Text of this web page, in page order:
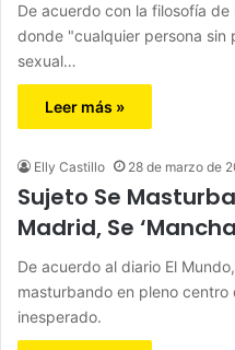
De acuerdo con la filosofía
donde "cualquier persona sin
sexual…
Leer más »
Elly Castillo 28 de marzo de
Sujeto Se
Madrid, Se
De acuerdo al diario El
masturbando en pleno
inesperado.